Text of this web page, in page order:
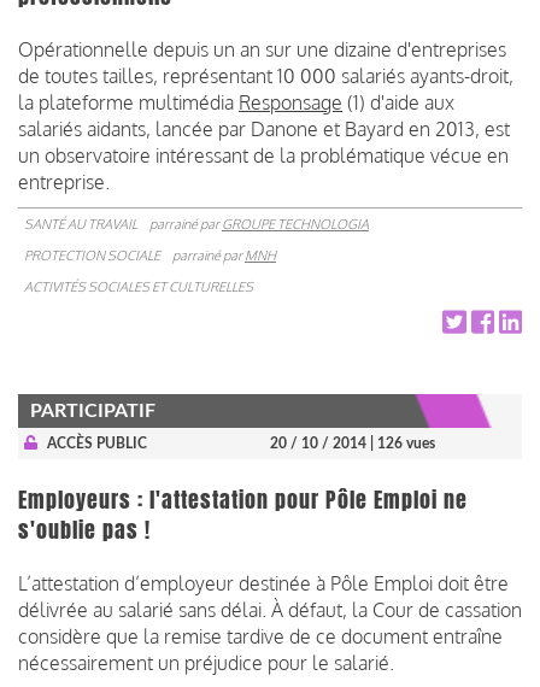
Opérationnelle depuis un an sur une dizaine d'entreprises
de toutes tailles, représentant 10 000 salariés ayants-droit,
la plateforme multimédia Responsage (1) d'aide aux
salariés aidants, lancée par Danone et Bayard en 2013, est
un observatoire intéressant de la problématique vécue en
entreprise.
SANTÉ AU TRAVAIL parrainé parGROUPE TECHNOLOGIA
PROTECTION SOCIALE
parrainé parMNH
ACTIVITÉS SOCIALES ET CULTURELLES
PARTICIPATIF
ACCÈS PUBLIC 20 / 10 / 2014 | 126 vues
Employeurs : l'attestation pour Pôle Emploi ne
s'oublie pas !
L’attestation d’employeur destinée à Pôle Emploi doit être
délivrée au salarié sans délai. À défaut, la Cour de cassation
considère que la remise tardive de ce document entraîne
nécessairement un préjudice pour le salarié.